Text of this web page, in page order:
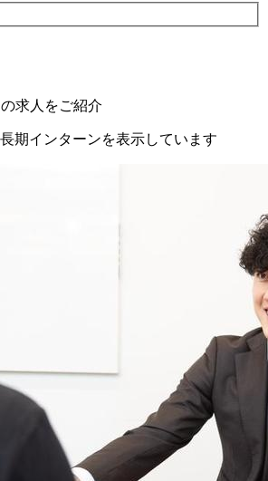
求人をご紹介
期インターンを表示しています